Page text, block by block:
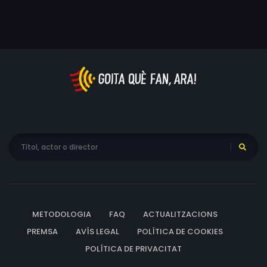
METODOLOGIA FAQ
ACTUALITZACIONS
PREMSA
AVÍS LEGAL
POLÍTICA DE COOKIES
POLÍTICA DE PRIVACITAT